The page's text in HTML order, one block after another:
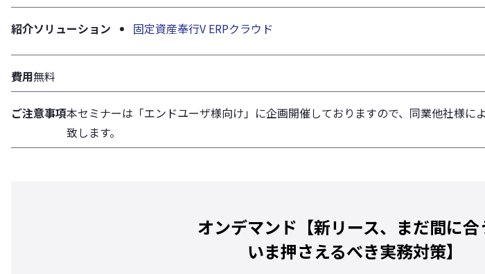
紹介ソリューション 固定資産奉行V ERPクラウド
費用無料
ご注意事項本セミナーは「エンドユーザ様向け」に企画開催しておりますので、同業他社様に
致します。